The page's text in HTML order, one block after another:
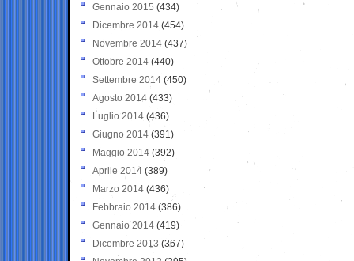
Gennaio 2015 (434)
Dicembre 2014 (454)
Novembre 2014 (437)
Ottobre 2014 (440)
Settembre 2014 (450)
Agosto 2014 (433)
Luglio 2014 (436)
Giugno 2014 (391)
Maggio 2014 (392)
Aprile 2014 (389)
Marzo 2014 (436)
Febbraio 2014 (386)
Gennaio 2014 (419)
Dicembre 2013 (367)